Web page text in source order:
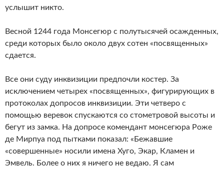
услышит никто.
Весной 1244 года Монсегюр с полутысячей осажденных,
среди которых было около двух сотен «посвященных»
сдается.
Все они суду инквизиции предпочли костер. За
исключением четырех «посвященных», фигурирующих в
протоколах допросов инквизиции. Эти четверо с
помощью веревок спускаются со стометровой высоты и
бегут из замка. На допросе комендант монсегюра Роже
де Мирпуа под пытками показал: «Бежавшие
«совершенные» носили имена Хуго, Экар, Кламен и
Эмвель. Более о них я ничего не ведаю. Я сам